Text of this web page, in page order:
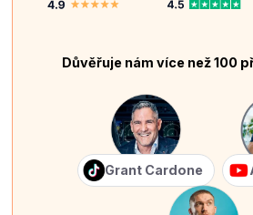
Důvěřuje nám více než 100
Grant Cardone